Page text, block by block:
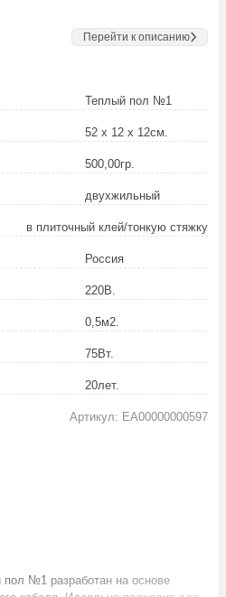
Перейти к описанию
Теплый пол №1
52 х 12 х 12см.
500,00гр.
двухжильный
в плиточный клей/тонкую стяжку
Россия
220В.
0,5м2.
75Вт.
20лет.
Артикул: EA00000000597
№1 разработан на основе